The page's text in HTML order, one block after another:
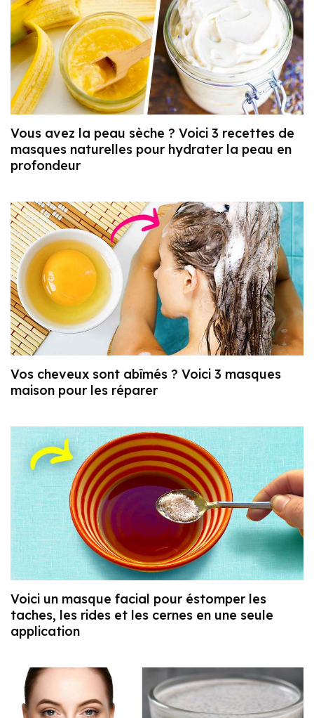
Vous avez la peau sèche ? Voici 3 recettes de
masques naturelles pour hydrater la peau en
profondeur
Vos cheveux sont abîmés ? Voici 3 masques
maison pour les réparer
Voici un masque facial pour éstomper les
taches, les rides et les cernes en une seule
application